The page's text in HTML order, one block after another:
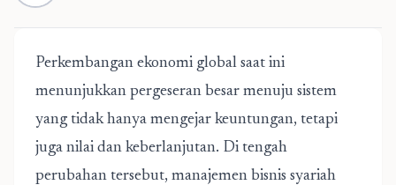
Perkembangan ekonomi global saat ini
menunjukkan pergeseran besar menuju sistem
yang tidak hanya mengejar keuntungan, tetapi
juga nilai dan keberlanjutan. Di tengah
perubahan tersebut, manajemen bisnis syariah